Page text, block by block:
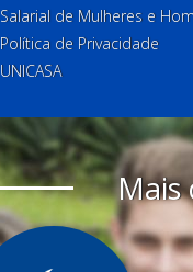
Salarial de Mulheres e
Política de Privacidade
UNICASA
Mais